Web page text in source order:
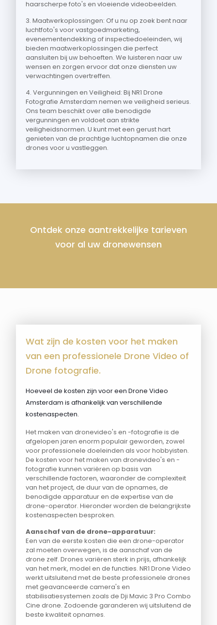
haarscherpe foto's en vloeiende videobeelden.
3. Maatwerkoplossingen: Of u nu op zoek bent naar
luchtfoto's voor vastgoedmarketing,
evenementendekking of inspectiedoeleinden, wij
bieden maatwerkoplossingen die perfect
aansluiten bij uw behoeften. We luisteren naar uw
wensen en zorgen ervoor dat onze diensten uw
verwachtingen overtreffen.
4. Vergunningen en Veiligheid: Bij NR1 Drone
Fotografie Amsterdam nemen we veiligheid serieus.
Ons team beschikt over alle benodigde
vergunningen en voldoet aan strikte
veiligheidsnormen. U kunt met een gerust hart
genieten van de prachtige luchtopnamen die onze
drones voor u vastleggen.
Ontdek onze aantrekkelijke tarieven
voor al uw dronewensen
Wat zijn de kosten voor het maken
van een professionele Drone Video of
Drone fotografie.
Hoeveel de kosten zijn voor een Drone Video
Amsterdam is afhankelijk van verschillende
kostenaspecten.
Het maken van dronevideo's en -fotografie is de
afgelopen jaren enorm populair geworden, zowel
voor professionele doeleinden als voor hobbyisten.
De kosten voor het maken van dronevideo's en -
fotografie kunnen variëren op basis van
verschillende factoren, waaronder de complexiteit
van het project, de duur van de opnames, de
benodigde apparatuur en de expertise van de
drone-operator. Hieronder worden de belangrijkste
kostenaspecten besproken.
Aanschaf van de drone-apparatuur:
Een van de eerste kosten die een drone-operator
zal moeten overwegen, is de aanschaf van de
drone zelf. Drones variëren sterk in prijs, afhankelijk
van het merk, model en de functies. NR1 Drone Video
werkt uitsluitend met de beste professionele drones
met geavanceerde camera's en
stabilisatiesystemen zoals de Dji Mavic 3 Pro Combo
Cine drone. Zodoende garanderen wij uitsluitend de
beste kwaliteit opnames.